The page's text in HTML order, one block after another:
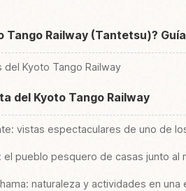
Tango Railway (Tantetsu)?
del Kyoto Tango Railway
del Kyoto Tango Railway
vistas espectaculares de uno de
el pueblo pesquero de casas junto al
naturaleza y actividades en una